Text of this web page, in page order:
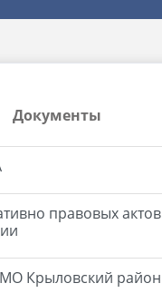
Документы
правовых актов
Крыловский район